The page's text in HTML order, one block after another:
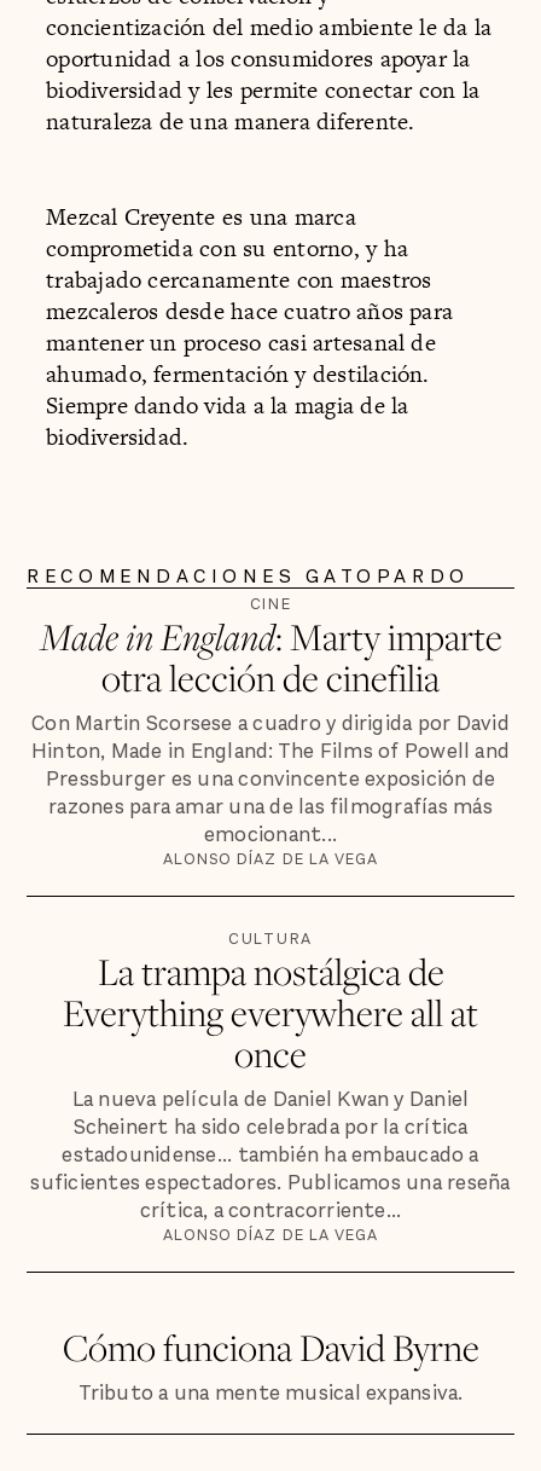
concientización del medio ambiente le da la
oportunidad a los consumidores apoyar la
biodiversidad y les permite conectar con la
naturaleza de una manera diferente.
Mezcal Creyente es una marca
comprometida con su entorno, y ha
trabajado cercanamente con maestros
mezcaleros desde hace cuatro años para
mantener un proceso casi artesanal de
ahumado, fermentación y destilación.
Siempre dando vida a la magia de la
biodiversidad.
RECOMENDACIONES GATOPARDO
CINE
Made in England: Marty imparte
otra lección de cinefilia
Con Martin Scorsese a cuadro y dirigida por David
Hinton, Made in England: The Films of Powell and
Pressburger es una convincente exposición de
razones para amar una de las filmografías más
emocionant...
ALONSO DÍAZ DE LA VEGA
CULTURA
La trampa nostálgica de
Everything everywhere all at
once
La nueva película de Daniel Kwan y Daniel
Scheinert ha sido celebrada por la crítica
estadounidense... también ha embaucado a
suficientes espectadores. Publicamos una reseña
crítica, a contracorriente...
ALONSO DÍAZ DE LA VEGA
Cómo funciona David Byrne
Tributo a una mente musical expansiva.